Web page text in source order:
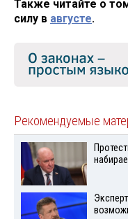
Также читайте о
силу в августе.
Рекомендуемые